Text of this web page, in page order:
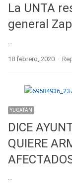
La UNTA
general
18 febrero, 2020
YUCATÁN
DICE
QUIERE